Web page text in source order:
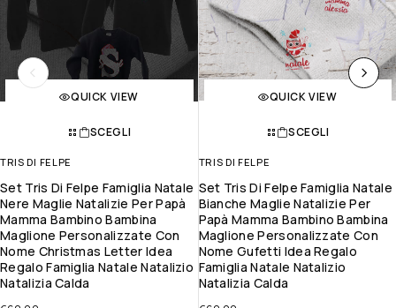
QUICK VIEW
SCEGLI
TRIS DI FELPE
Set Tris Di Felpe Famiglia Natale
Nere Maglie Natalizie Per Papà
Mamma Bambino Bambina
Maglione Personalizzate Con
Nome Christmas Letter Idea
Regalo Famiglia Natale Natalizio
Natalizia Calda
QUICK VIEW
SCEGLI
TRIS DI FELPE
Set Tris Di Felpe Famiglia Natale
Bianche Maglie Natalizie Per
Papà Mamma Bambino Bambina
Maglione Personalizzate Con
Nome Gufetti Idea Regalo
Famiglia Natale Natalizio
Natalizia Calda